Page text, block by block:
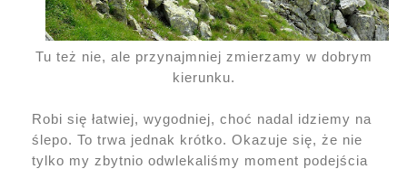
Tu też nie, ale przynajmniej zmierzamy w dobrym
kierunku.
Robi się łatwiej, wygodniej, choć nadal idziemy na
ślepo. To trwa jednak krótko. Okazuje się, że nie
tylko my zbytnio odwlekaliśmy moment podejścia